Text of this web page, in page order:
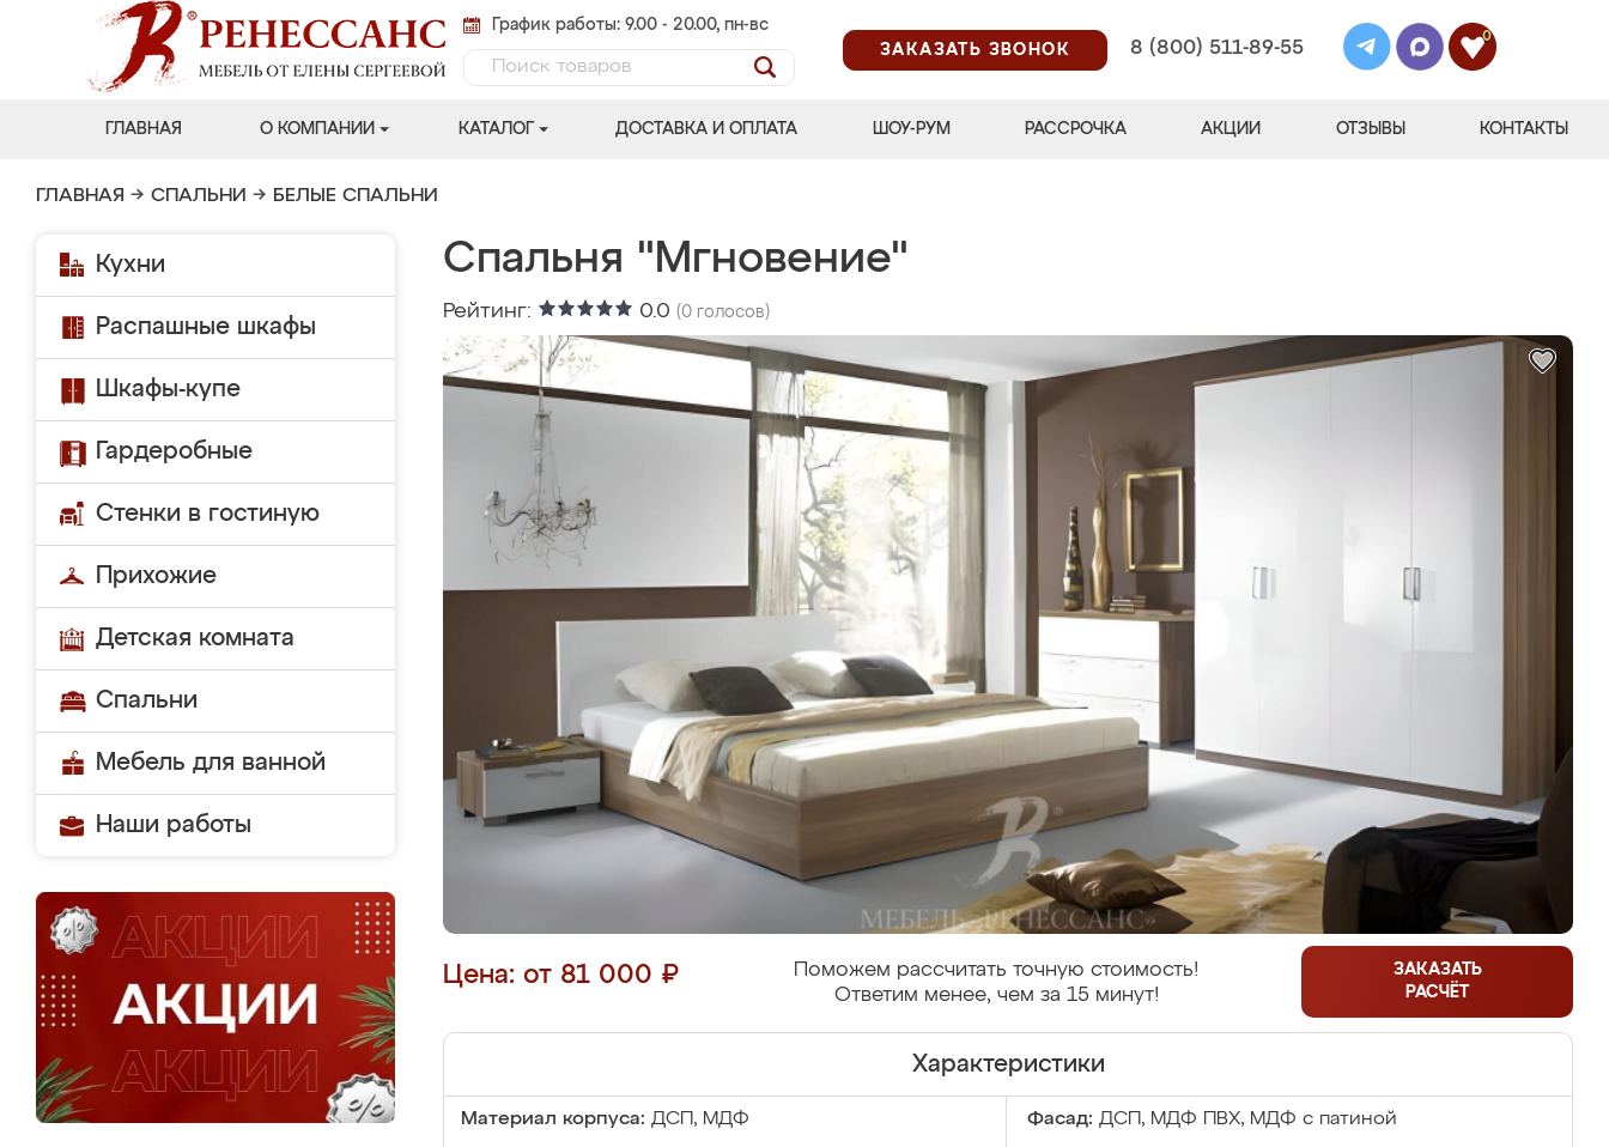
График работы: 9.00 - 20.00, пн-вс
ЗАКАЗАТЬ ЗВОНОК
8 (800) 511-89-55
0
ГЛАВНАЯ О КОМПАНИИ КАТАЛОГ ДОСТАВКА И ОПЛАТА ШОУ-РУМ РАССРОЧКА АКЦИИ ОТЗЫВЫ КОНТАКТЫ
ГЛАВНАЯ → СПАЛЬНИ → БЕЛЫЕ СПАЛЬНИ
Кухни
Распашные шкафы
Шкафы-купе
Гардеробные
Стенки в гостиную
Прихожие
Детская комната
Спальни
Мебель для ванной
Наши работы
Спальня "Мгновение"
Рейтинг: 0.0 (0 голосов)
Цена: от 81 000 ₽
Поможем рассчитать точную стоимость!
Ответим менее, чем за 15 минут!
ЗАКАЗАТЬ
РАСЧЁТ
Характеристики
Материал корпуса: ДСП, МДФ Фасад: ДСП, МДФ ПВХ, МДФ с патиной